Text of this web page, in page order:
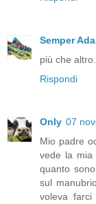
Semper
più che
Rispondi
Only 07
Mio padre
vede la mia
quanto
sul
voleva